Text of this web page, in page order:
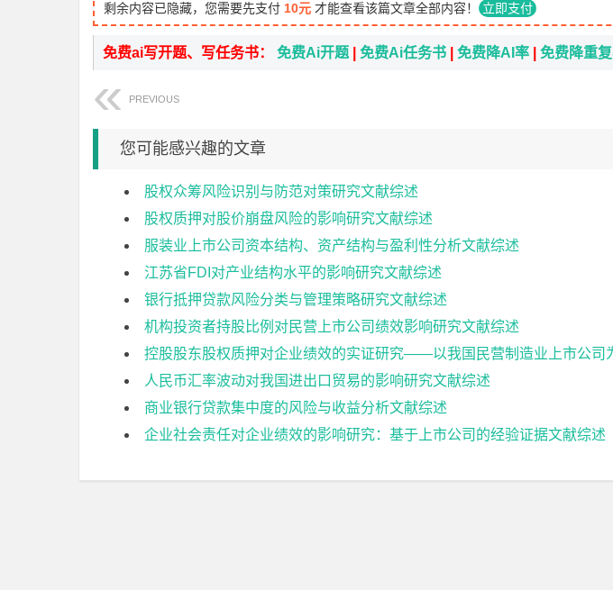
剩余内容已隐藏，您需要先支付 10元 才能查看该篇文章全部内容！ 立即支付
免费ai写开题、写任务书： 免费Ai开题 免费Ai任务书 免费降AI率 免费降重
PREVIOUS
您可能感兴趣的文章
股权众筹风险识别与防范对策研究文献综述
股权质押对股价崩盘风险的影响研究文献综述
服装业上市公司资本结构、资产结构与盈利性分析文献综述
江苏省FDI对产业结构水平的影响研究文献综述
银行抵押贷款风险分类与管理策略研究文献综述
机构投资者持股比例对民营上市公司绩效影响研究文献综述
控股股东股权质押对企业绩效的实证研究——以我国民营制造业上市公司
人民币汇率波动对我国进出口贸易的影响研究文献综述
商业银行贷款集中度的风险与收益分析文献综述
企业社会责任对企业绩效的影响研究：基于上市公司的经验证据文献综述